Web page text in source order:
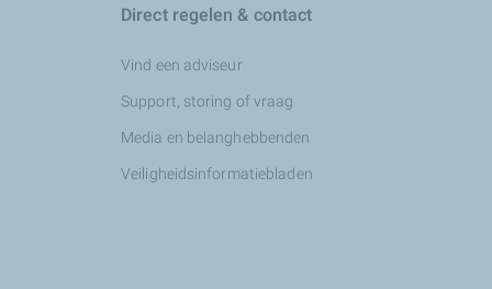
Direct regelen & contact
Vind een adviseur
Support, storing of vraag
Media en belanghebbenden
Veiligheidsinformatiebladen